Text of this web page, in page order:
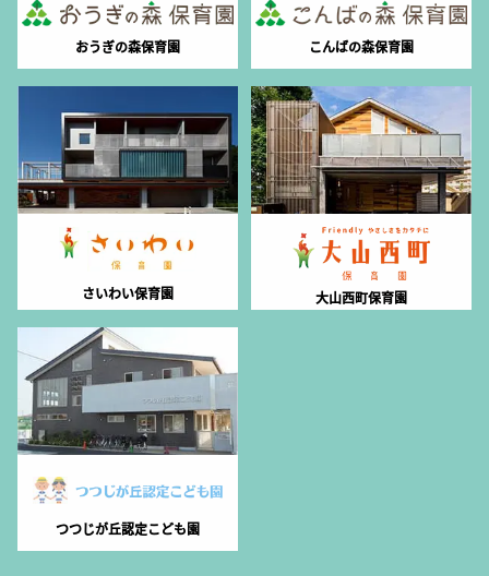
おうぎの森保育園 こんばの森保育園
さいわい保育園 大山西町保育園
つつじが丘認定こども園